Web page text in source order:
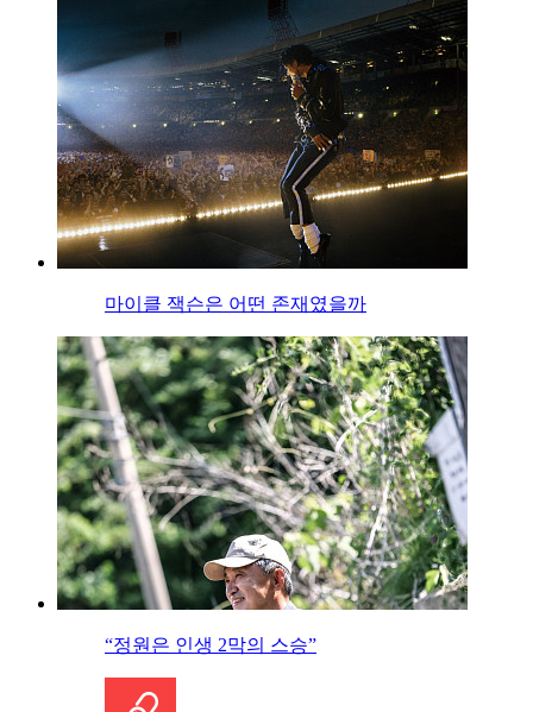
마이클 잭슨은 어떤 존재였을까
“정원은 인생 2막의 스승”